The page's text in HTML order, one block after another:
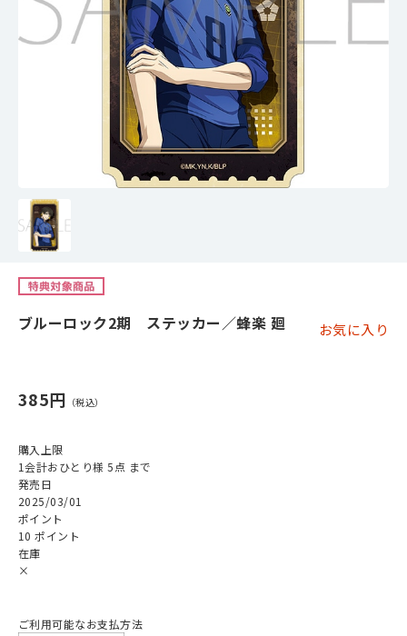
ブルーロック2期 ステッカー／蜂楽 廻 お気に入り
385円
購入上限
1会計おひとり様 5点 まで
発売日
2025/03/01
ポイント
10 ポイント
在庫
×
ご利用可能なお支払方法